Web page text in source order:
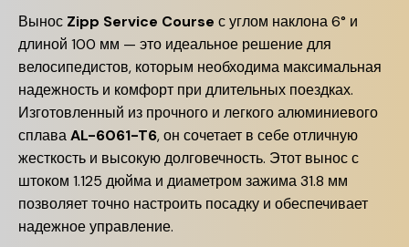
Вынос Zipp Service Course с углом наклона 6° и
длиной 100 мм — это идеальное решение для
велосипедистов, которым необходима максимальная
надежность и комфорт при длительных поездках.
Изготовленный из прочного и легкого алюминиевого
сплаваAL-6061-T6, он сочетает в себе отличную
жесткость и высокую долговечность. Этот вынос с
штоком 1.125 дюйма и диаметром зажима 31.8 мм
позволяет точно настроить посадку и обеспечивает
надежное управление.